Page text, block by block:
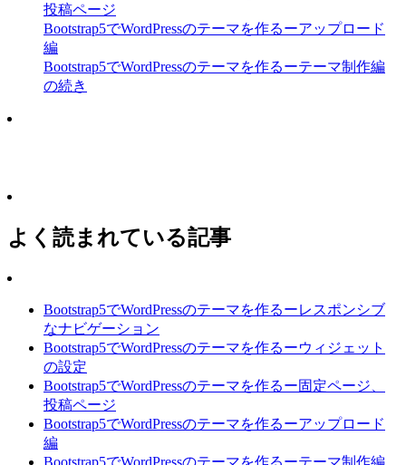
投稿ページ
Bootstrap5でWordPressのテーマを作るーアップロード
編
Bootstrap5でWordPressのテーマを作るーテーマ制作編
の続き
よく読まれている記事
Bootstrap5でWordPressのテーマを作るーレスポンシブ
なナビゲーション
Bootstrap5でWordPressのテーマを作るーウィジェット
の設定
Bootstrap5でWordPressのテーマを作るー固定ページ、
投稿ページ
Bootstrap5でWordPressのテーマを作るーアップロード
編
Bootstrap5でWordPressのテーマを作るーテーマ制作編